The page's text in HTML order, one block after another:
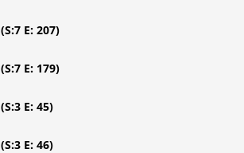
(S:7 E: 207)
(S:7 E: 179)
(S:3 E: 45)
(S:3 E: 46)